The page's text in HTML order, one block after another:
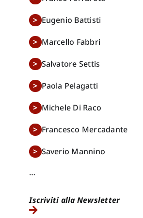
Eugenio Battisti
Marcello Fabbri
Salvatore Settis
Paola Pelagatti
Michele Di Raco
Francesco Mercadante
Saverio Mannino
…
Iscriviti alla Newsletter